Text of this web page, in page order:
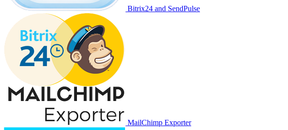
Bitrix24 and SendPulse
MailChimp Exporter